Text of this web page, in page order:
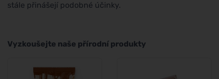
stále přinášejí podobné účinky.
Vyzkoušejte naše přírodní produkty